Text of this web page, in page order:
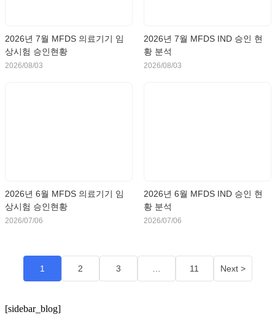
2026년 7월 MFDS 의료기기 임
상시험 승인현황
2026/08/03
2026년 7월 MFDS IND 승인 현
황 분석
2026/08/03
2026년 6월 MFDS 의료기기 임
상시험 승인현황
2026/07/06
2026년 6월 MFDS IND 승인 현
황 분석
2026/07/06
1 2 3 11 Next >
[sidebar_blog]